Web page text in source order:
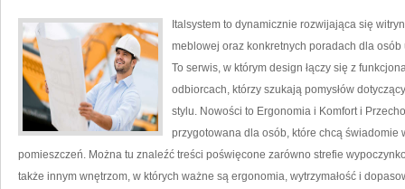
Italsystem to dynamicznie rozwijająca się
meblowej oraz konkretnych poradach dla
To serwis, w którym design łączy się z
odbiorcach, którzy szukają pomysłów
stylu. Nowości to Ergonomia i Komfort i
przygotowana dla osób, które chcą
pomieszczeń. Można tu znaleźć treści poświęcone zarówno strefie
także innym wnętrzom, w których ważne są ergonomia, wytrzymałość i